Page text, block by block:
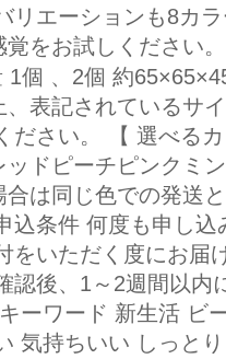
リエーションも8カ
覚をお試しください
1個 、2個 約
、表記されているサ
ださい。 【 選べる
ッドピーチピンクミ
合は同じ色での発送
込条件 何度も申し
をいただく度にお届
認後、1～2週間以内
ーワード 新生活 ビ
気持ちいい しっと